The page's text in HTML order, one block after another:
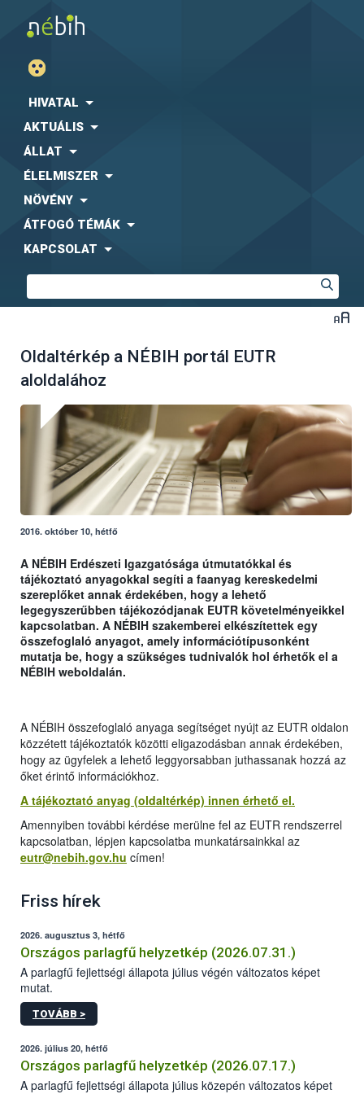
HIVATAL
AKTUÁLIS
ÁLLAT
ÉLELMISZER
NÖVÉNY
ÁTFOGÓ TÉMÁK
KAPCSOLAT
Oldaltérkép a NÉBIH portál EUTR
aloldalához
2016. október 10, hétfő
A NÉBIH Erdészeti Igazgatósága útmutatókkal és
tájékoztató anyagokkal segíti a faanyag kereskedelmi
szereplőket annak érdekében, hogy a lehető
legegyszerűbben tájékozódjanak EUTR követelményeikkel
kapcsolatban. A NÉBIH szakemberei elkészítettek egy
összefoglaló anyagot, amely információtípusonként
mutatja be, hogy a szükséges tudnivalók hol érhetők el a
NÉBIH weboldalán.
A NÉBIH összefoglaló anyaga segítséget nyújt az EUTR oldalon
közzétett tájékoztatók közötti eligazodásban annak érdekében,
hogy az ügyfelek a lehető leggyorsabban juthassanak hozzá az
őket érintő információkhoz.
A tájékoztató anyag (oldaltérkép) innen érhető el.
Amennyiben további kérdése merülne fel az EUTR rendszerrel
kapcsolatban, lépjen kapcsolatba munkatársainkkal az
eutr@nebih.gov.hu címen!
Friss hírek
2026. augusztus 3, hétfő
Országos parlagfű helyzetkép (2026.07.31.)
A parlagfű fejlettségi állapota július végén változatos képet
mutat.
TOVÁBB >
2026. július 20, hétfő
Országos parlagfű helyzetkép (2026.07.17.)
A parlagfű fejlettségi állapota július közepén változatos képet